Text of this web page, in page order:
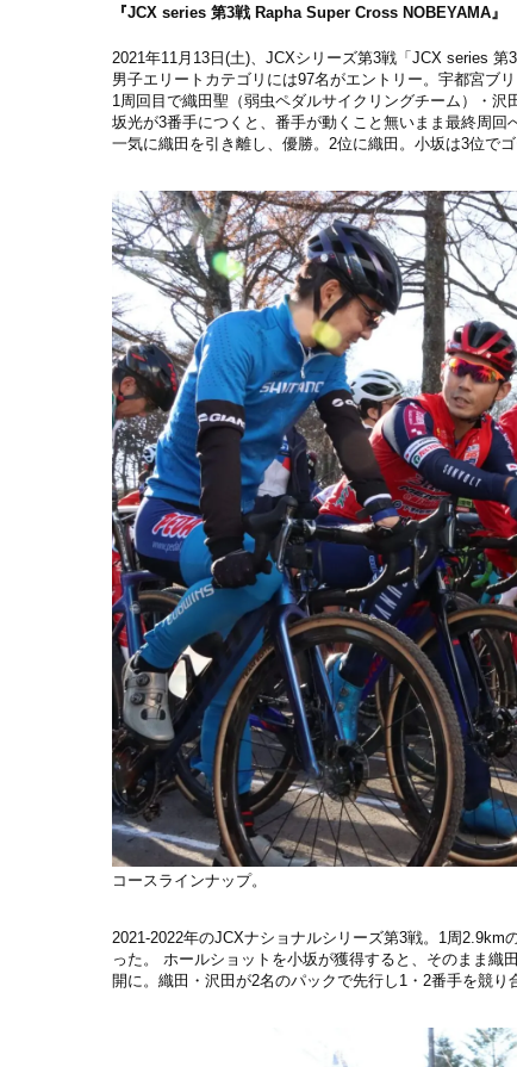
『JCX series 第3戦 Rapha Super Cross NOBEYAMA』
2021年11月13日(土)、JCXシリーズ第3戦「JCX series
男子エリートカテゴリには97名がエントリー。宇都宮ブ
1周回目で織田聖（弱虫ペダルサイクリングチーム）・
坂光が3番手につくと、番手が動くこと無いまま最終周
一気に織田を引き離し、優勝。2位に織田。小坂は3位でゴ
コースラインナップ。
2021-2022年のJCXナショナルシリーズ第3戦。1周
った。 ホールショットを小坂が獲得すると、そのまま織
開に。織田・沢田が2名のパックで先行し1・2番手を競り